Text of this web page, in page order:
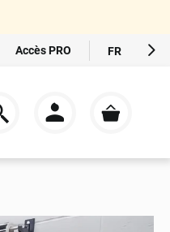
Accès PRO FR